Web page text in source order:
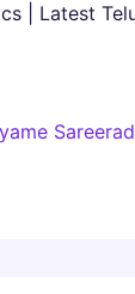
| Latest